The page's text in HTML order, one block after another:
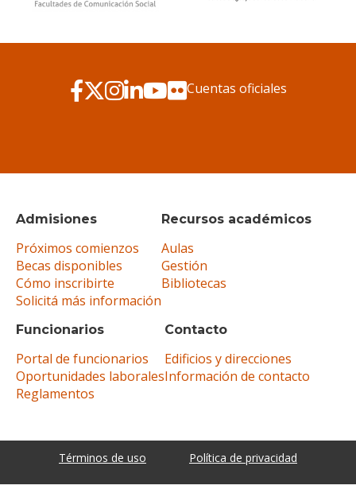
Admisiones
Próximos comienzos
Becas disponibles
Cómo inscribirte
Solicitá más información
Recursos académicos
Aulas
Gestión
Bibliotecas
Funcionarios
Portal de funcionarios
Oportunidades laborales
Reglamentos
Contacto
Edificios y direcciones
Información de contacto
Cuentas oficiales
Términos de uso Política de privacidad